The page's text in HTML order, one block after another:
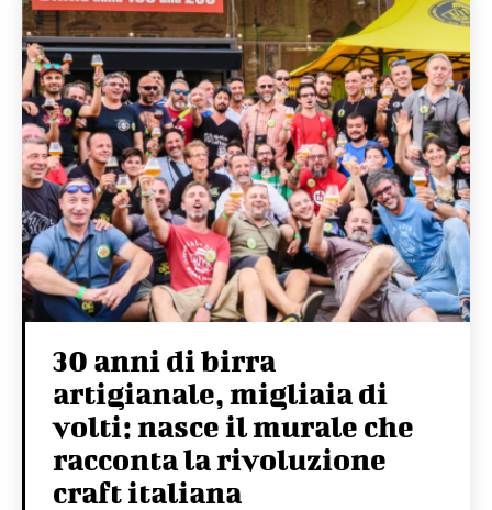
30 anni di birra
artigianale, migliaia di
volti: nasce il murale che
racconta la rivoluzione
craft italiana